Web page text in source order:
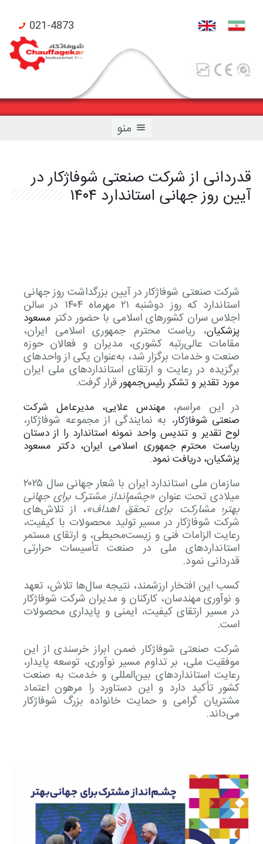
021-4873
منو
صفحه اصلی
اخبار
درباره ما
سوالات متداول
تماس با ما
دانلود کاتالوگ ها
درباره ما
گواهینامه ها
مقالات آموزشی
نظرسنجی
شکایات
نمایشگاه ها
SMART LIFE اپلیکیشن
نرم افزار انتخاب محصول
شرایط گارانتی محصولات
بخش خدمات مشتریان
درخواست خدمات
بخش پرتال فروش
بخش پرتال خدمات فروش
درخواست همکاری با ما
تعویض سبز
قدردانی از شرکت صنعتی شوفاژکار در
آیین روز جهانی استاندارد ۱۴۰۴
شرکت صنعتی شوفاژکار در آیین بزرگداشت روز جهانی
استاندارد که روز دوشنبه ۲۱ مهرماه ۱۴۰۴ در سالن
اجلاس سران کشورهای اسلامی با حضور دکتر مسعود
پزشکیان، ریاست محترم جمهوری اسلامی ایران،
مقامات عالی‌رتبه کشوری، مدیران و فعالان حوزه
صنعت و خدمات برگزار شد، به‌عنوان یکی از واحدهای
برگزیده در رعایت و ارتقای استانداردهای ملی ایران
مورد تقدیر و تشکر رئیس‌جمهورقرار گرفت.
در این مراسم، مهندس علایی، مدیرعامل شرکت
صنعتی شوفاژکار، به نمایندگی از مجموعه شوفاژکار،
لوح تقدیر و تندیس واحد نمونه استاندارد را از دستان
ریاست محترم جمهوری اسلامی ایران، دکتر مسعود
پزشکیان، دریافت نمود.
سازمان ملی استاندارد ایران با شعار جهانی سال ۲۰۲۵
میلادی تحت عنوان«چشم‌انداز مشترک برای جهانی
بهتر؛ مشارکت برای تحقق اهداف»، از تلاش‌های
شرکت شوفاژکار در مسیر تولید محصولات با کیفیت،
رعایت الزامات فنی و زیست‌محیطی، و ارتقای مستمر
استانداردهای ملی در صنعت تأسیسات حرارتی
قدردانی نمود.
کسب این افتخار ارزشمند، نتیجه سال‌ها تلاش، تعهد
و نوآوری مهندسان، کارکنان و مدیران شرکت شوفاژکار
در مسیر ارتقای کیفیت، ایمنی و پایداری محصولات
است.
شرکت صنعتی شوفاژکار ضمن ابراز خرسندی از این
موفقیت ملی، بر تداوم مسیر نوآوری، توسعه پایدار،
رعایت استانداردهای بین‌المللی و خدمت به صنعت
کشور تأکید دارد و این دستاورد را مرهون اعتماد
مشتریان گرامی و حمایت خانواده بزرگ شوفاژکار
می‌داند.